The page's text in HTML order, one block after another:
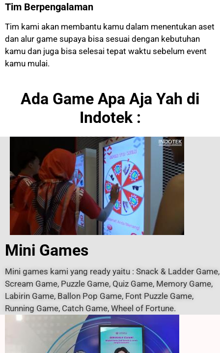
Tim Berpengalaman
Tim kami akan membantu kamu dalam menentukan aset
dan alur game supaya bisa sesuai dengan kebutuhan
kamu dan juga bisa selesai tepat waktu sebelum event
kamu mulai.
Ada Game Apa Aja Yah di
Indotek :
Mini Games
Mini games kami yang ready yaitu : Snack & Ladder Game,
Scream Game, Puzzle Game, Quiz Game, Memory Game,
Labirin Game, Ballon Pop Game, Font Puzzle Game,
Running Game, Catch Game, Wheel of Fortune.